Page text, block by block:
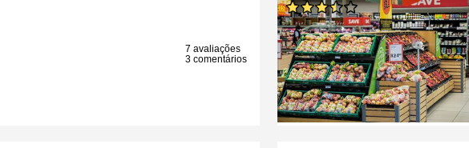
7 avaliações
3 comentários